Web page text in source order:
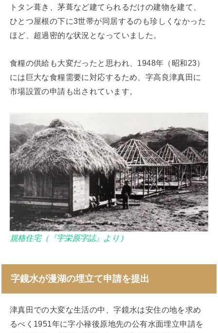
トタン葺き、茅葺など建てられるだけの建物を建て、
ひとつ屋根の下に3世帯が同居するのも珍しくなかった
ほど、超過密的な状況となっていました。
食糧の供給も大変だったと思われ、1948年（昭和23）
には巨大な食糧需要に対応するため、字高良津真田に
市場設置の申請も出されています。
規格住宅（『宇栄原字誌』より）
字鏡水が漫湖の埋立て申請を提出
津真田での大変な生活の中、字鏡水は安住の地を求め
るべく1951年に字小禄後原地先の公有水面埋立申請を